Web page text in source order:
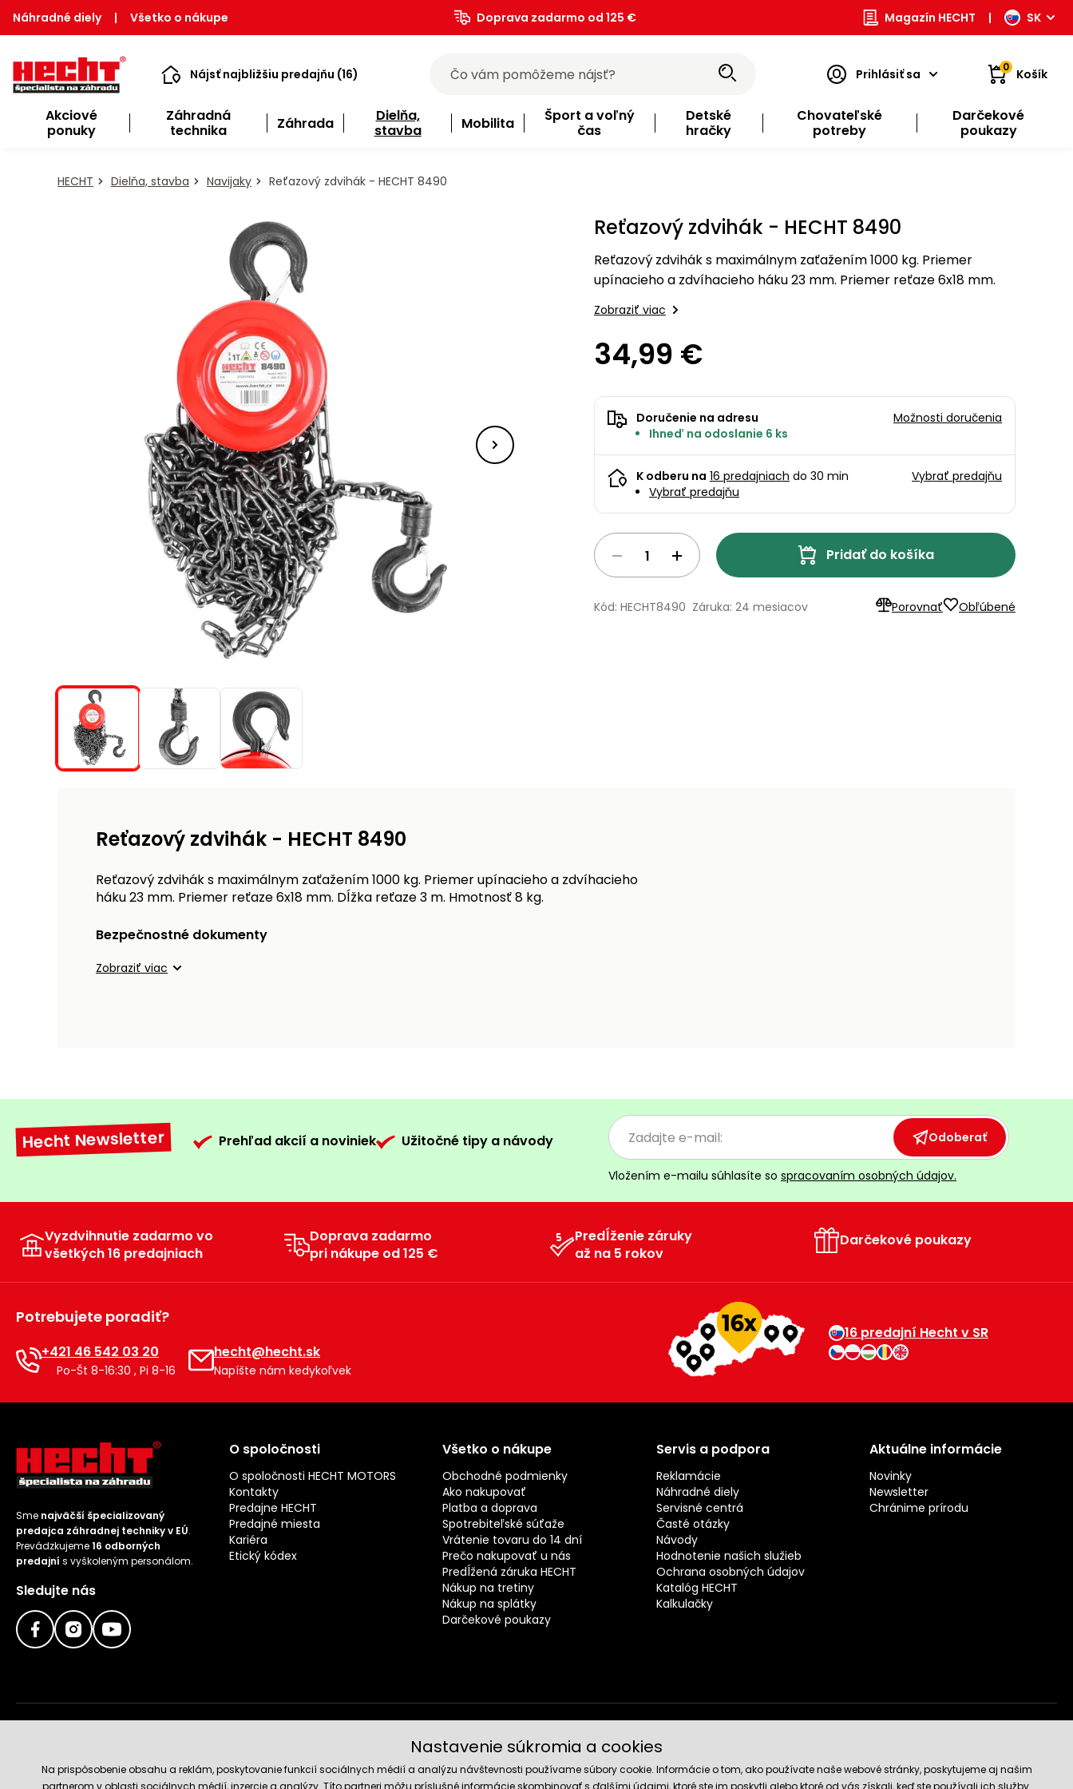
Náhradné diely | Všetko o nákupe Doprava zadarmo od 125 € Magazín HECHT | SK
Nájsť najbližšiu predajňu (16) Prihlásiť sa 0 Košík
Akciové
ponuky
Záhradná
technika
Záhrada
Dielňa,
stavba
Mobilita
Šport a voľný
čas
Detské
hračky
Chovateľské
potreby
Darčekové
poukazy
HECHT Dielňa, stavba Navijaky Reťazový zdvihák - HECHT 8490
Reťazový zdvihák - HECHT 8490
Reťazový zdvihák s maximálnym zaťažením 1000 kg. Priemer
upínacieho a zdvíhacieho háku 23 mm. Priemer reťaze 6x18 mm.
Zobraziť viac
34,99 €
Doručenie na adresu
Ihneď na odoslanie 6 ks
Možnosti doručenia
K odberu na 16 predajniach do 30 min
Vybrať predajňu
Vybrať predajňu
Pridať do košíka
Porovnať Obľúbené
Kód: HECHT8490 Záruka: 24 mesiacov
Reťazový zdvihák - HECHT 8490
Reťazový zdvihák s maximálnym zaťažením 1000 kg. Priemer upínacieho a zdvíhacieho
háku 23 mm. Priemer reťaze 6x18 mm. Dĺžka reťaze 3 m. Hmotnosť 8 kg.
Bezpečnostné dokumenty
Zobraziť viac
Hecht Newsletter Prehľad akcií a noviniek Užitočné tipy a návody Odoberať
Vložením e-mailu súhlasíte so spracovaním osobných údajov.
Vyzdvihnutie zadarmo vo
všetkých 16 predajniach
Doprava zadarmo
pri nákupe od 125 €
Predĺženie záruky
až na 5 rokov
Darčekové poukazy
Potrebujete poradiť?
+421 46 542 03 20
Po-Št 8-16:30 , Pi 8-16
hecht@hecht.sk
Napíšte nám kedykoľvek
16 predajní Hecht v SR
Sme najväčší špecializovaný
predajca záhradnej techniky v EÚ.
Prevádzkujeme16 odborných
predajní s vyškoleným personálom.
Sledujte nás
O spoločnosti
O spoločnosti HECHT MOTORS
Kontakty
Predajne HECHT
Predajné miesta
Kariéra
Etický kódex
Všetko o nákupe
Obchodné podmienky
Ako nakupovať
Platba a doprava
Spotrebiteľské súťaže
Vrátenie tovaru do 14 dní
Prečo nakupovať u nás
Predĺžená záruka HECHT
Nákup na tretiny
Nákup na splátky
Darčekové poukazy
Servis a podpora
Reklamácie
Náhradné diely
Servisné centrá
Časté otázky
Návody
Hodnotenie našich služieb
Ochrana osobných údajov
Katalóg HECHT
Kalkulačky
Aktuálne informácie
Novinky
Newsletter
Chránime prírodu
Spoľahlivý obchod
Nastavenie súkromia a cookies
Na prispôsobenie obsahu a reklám, poskytovanie funkcií sociálnych médií a analýzu návštevnosti používame súbory cookie. Informácie o tom, ako používate naše webové stránky, poskytujeme aj našim
partnerom v oblasti sociálnych médií, inzercie a analýzy. Títo partneri môžu príslušné informácie skombinovať s ďalšími údajmi, ktoré ste im poskytli alebo ktoré od vás získali, keď ste používali ich služby.